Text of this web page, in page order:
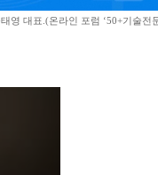
영 대표.(온라인 포럼 ‘50+기술전